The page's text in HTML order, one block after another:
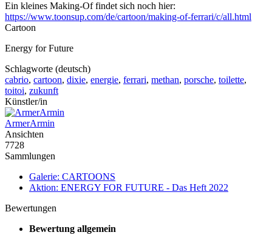
Ein kleines Making-Of findet sich noch hier:
https://www.toonsup.com/de/cartoon/making-of-ferrari/c/all.html
Cartoon
Energy for Future
Schlagworte (deutsch)
cabrio, cartoon, dixie, energie, ferrari, methan, porsche, toilette,
toitoi, zukunft
Künstler/in
ArmerArmin
Ansichten
7728
Sammlungen
Galerie: CARTOONS
Aktion: ENERGY FOR FUTURE - Das Heft 2022
Bewertungen
Bewertung allgemein